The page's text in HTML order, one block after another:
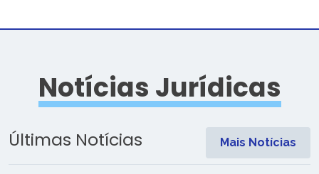
Notícias Jurídicas
Últimas Notícias Mais Notícias